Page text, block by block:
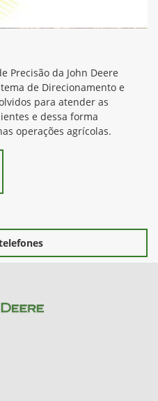
Precisão da John Deere
de Direcionamento e
para atender as
e dessa forma
operações agrícolas.